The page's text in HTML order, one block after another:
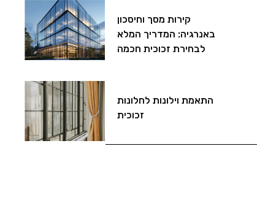
קירות מסך וחיסכון
באנרגיה: המדריך המלא
לבחירת זכוכית חכמה
התאמת וילונות לחלונות
זכוכית